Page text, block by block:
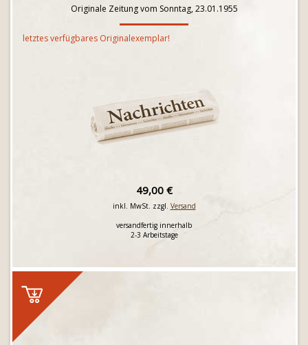
Originale Zeitung vom Sonntag, 23.01.1955
letztes verfügbares Originalexemplar!
49,00 €
inkl. MwSt. zzgl. Versand
versandfertig innerhalb
2-3 Arbeitstage